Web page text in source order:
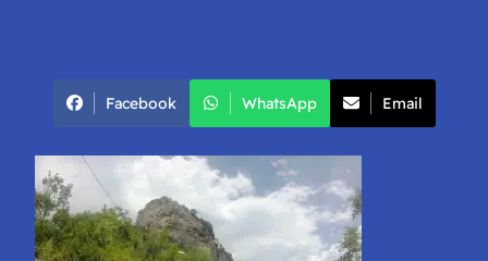
Facebook WhatsApp Email